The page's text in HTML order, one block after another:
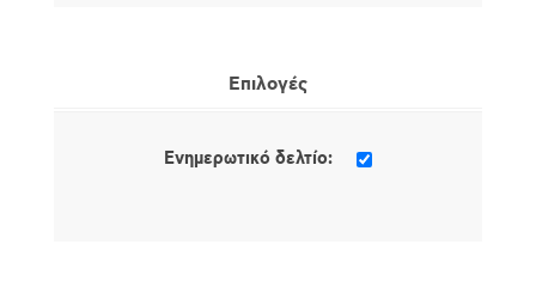
Επιλογές
Ενημερωτικό δελτίο: